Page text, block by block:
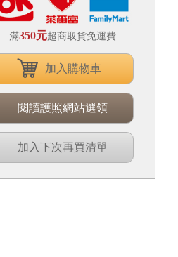
滿350元超商取貨免運費
加入購物車
閱讀護照網站選領
加入下次再買清單